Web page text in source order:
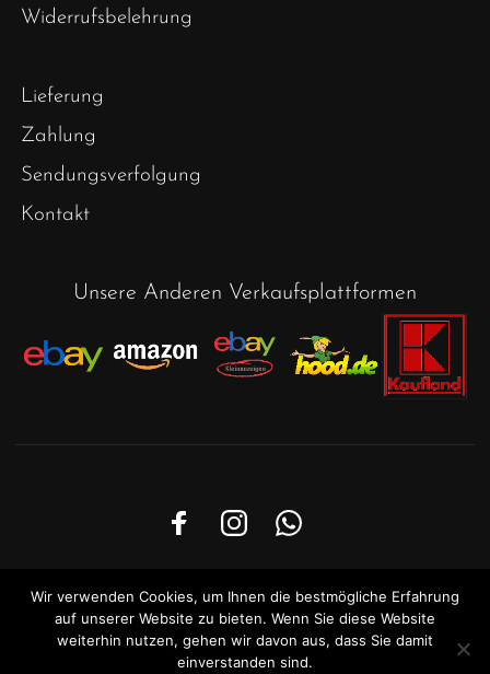
Widerrufsbelehrung
Lieferung
Zahlung
Sendungsverfolgung
Kontakt
Unsere Anderen Verkaufsplattformen
© 2024 Moebel29 . All rights reserved
Wir verwenden Cookies, um Ihnen die bestmögliche Erfahrung
auf unserer Website zu bieten. Wenn Sie diese Website
weiterhin nutzen, gehen wir davon aus, dass Sie damit
einverstanden sind.